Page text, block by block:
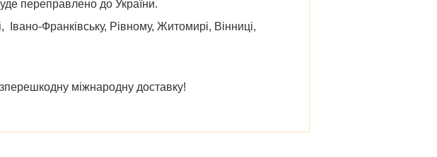
переправлено до України.
Івано-Франківську, Рівному, Житомирі, Вінниці,
міжнародну доставку!